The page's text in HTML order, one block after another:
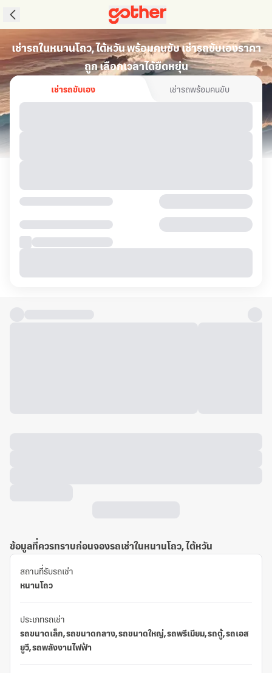
เช่ารถในหนานโถว, ไต้หวัน พร้อมคนขับ เช่ารถขับเองราคา
ถูก เลือกเวลาได้ยืดหยุ่น
เช่ารถขับเอง เช่ารถพร้อมคนขับ
ข้อมูลที่ควรทราบก่อนจองรถเช่าในหนานโถว, ไต้หวัน
สถานที่รับรถเช่า
หนานโถว
ประเภทรถเช่า
รถขนาดเล็ก, รถขนาดกลาง, รถขนาดใหญ่, รถพรีเมียม, รถตู้, รถเอส
ยูวี, รถพลังงานไฟฟ้า